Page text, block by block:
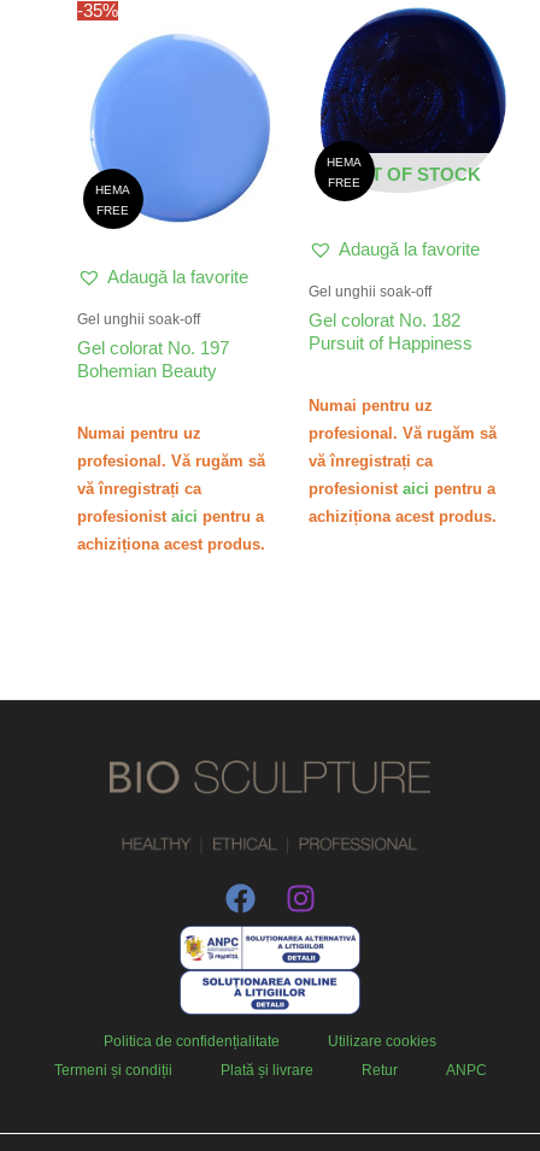
-35%
HEMA
FREE
Adaugă la favorite
Gel unghii soak-off
Gel colorat No. 197
Bohemian Beauty
Numai pentru uz
profesional. Vă rugăm să
vă înregistrați ca
profesionist aici pentru a
achiziționa acest produs.
HEMA
FREEOUT OF STOCK
Adaugă la favorite
Gel unghii soak-off
Gel colorat No. 182
Pursuit of Happiness
Numai pentru uz
profesional. Vă rugăm să
vă înregistrați ca
profesionist aici pentru a
achiziționa acest produs.
Politica de confidențialitate
Utilizare cookies
Termeni și condiții
Plată și livrare Retur ANPC